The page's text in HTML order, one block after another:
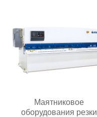
Маятниковое
оборудования резки